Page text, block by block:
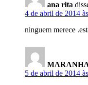
ana rita
4 de abril de 2014
ninguem merece
5 de abril de 2014